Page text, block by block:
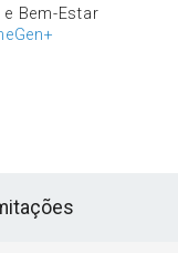
Bem-Estar